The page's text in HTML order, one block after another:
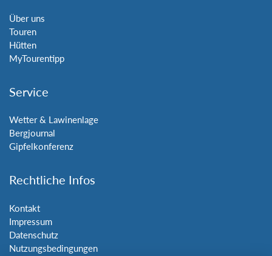
Über uns
Touren
Hütten
MyTourentipp
Service
Wetter & Lawinenlage
Bergjournal
Gipfelkonferenz
Rechtliche Infos
Kontakt
Impressum
Datenschutz
Nutzungsbedingungen